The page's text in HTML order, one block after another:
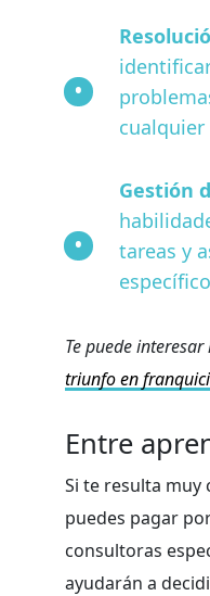
Gestión
tareas y
Te puede
triunfo en
Entre
Si te resulta muy
puedes pagar
consultoras
ayudarán a